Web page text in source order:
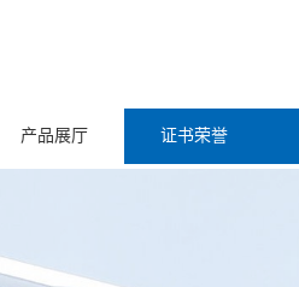
产品展厅 证书荣誉